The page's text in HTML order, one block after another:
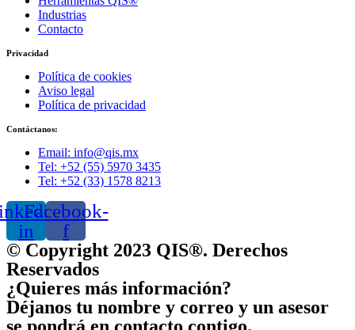
Industrias
Contacto
Privacidad
Política de cookies
Aviso legal
Política de privacidad
Contáctanos:
Email: info@qis.mx
Tel: +52 (55) 5970 3435
Tel: +52 (33) 1578 8213
in
Facebook-
f
© Copyright 2023 QIS®. Derechos
Reservados
¿Quieres más información?
Déjanos tu nombre y correo y un asesor
se pondrá en contacto contigo.